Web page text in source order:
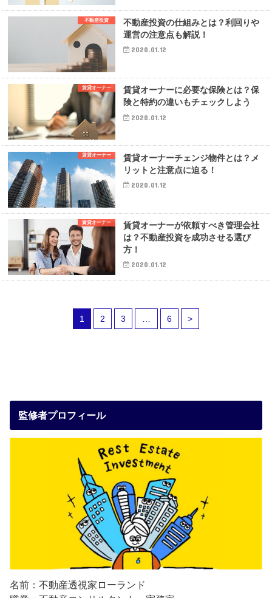
不動産投資
不動産投資の仕組みとは？利回りや
運営の注意点も解説！
2020.01.12
賃貸オーナー
賃貸オーナーに必要な保険とは？保
険と特約の違いもチェックしよう
2020.01.12
賃貸オーナー
賃貸オーナーチェンジ物件とは？メ
リットと注意点に迫る！
2020.01.12
賃貸オーナー
賃貸オーナーが依頼すべき管理会社
は？不動産投資を成功させる選び
方！
2020.01.12
1 2 3 … 6 >
監修者プロフィール
名前：不動産透視家ローランド